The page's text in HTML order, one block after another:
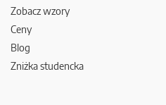
Zobacz wzory
Ceny
Blog
Zniżka studencka